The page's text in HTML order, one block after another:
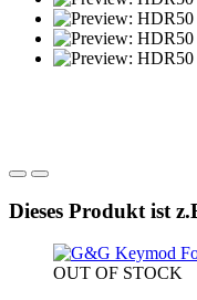
Dieses Produkt ist
OUT OF STOCK